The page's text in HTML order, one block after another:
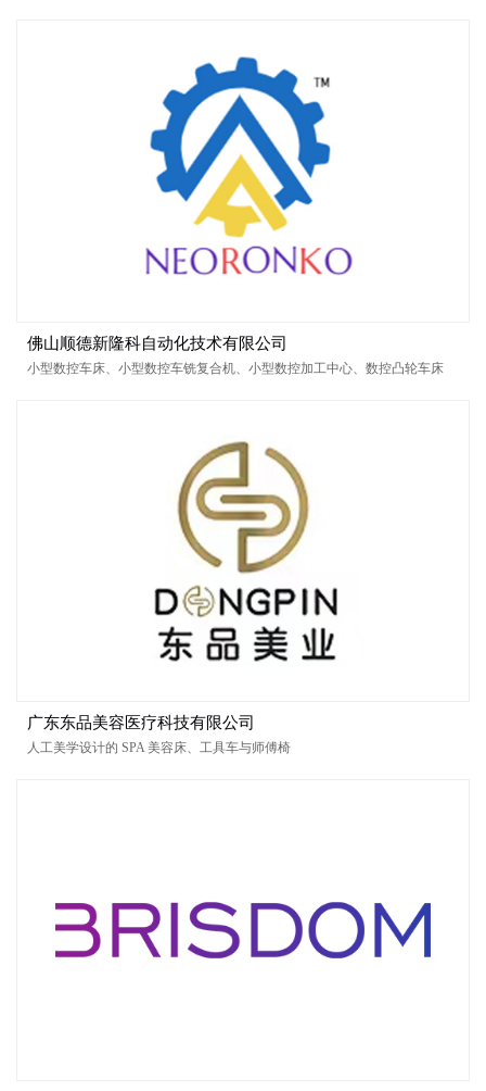
佛山顺德新隆科自动化技术有限公司
小型数控车床、小型数控车铣复合机、小型数控加工中心、数控凸轮车床
广东东品美容医疗科技有限公司
人工美学设计的 SPA 美容床、工具车与师傅椅